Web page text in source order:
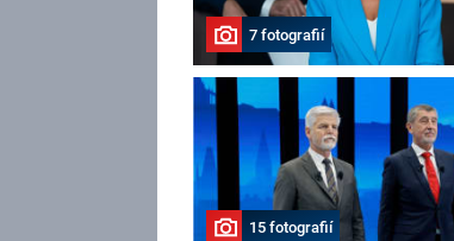
7 fotografií
15 fotografií